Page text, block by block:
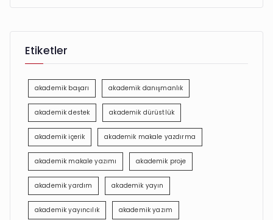
Etiketler
akademik başarı akademik danışmanlık
akademik destek akademik dürüstlük
akademik içerik akademik makale yazdırma
akademik makale yazımı akademik proje
akademik yardım akademik yayın
akademik yayıncılık akademik yazım